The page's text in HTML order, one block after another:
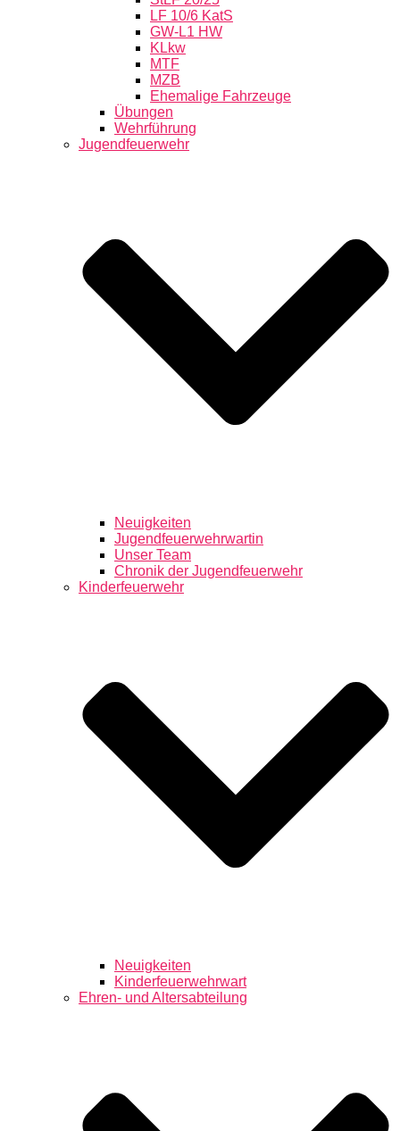
LF 10/6 KatS
GW-L1 HW
KLkw
MTF
MZB
Ehemalige Fahrzeuge
Übungen
Wehrführung
Jugendfeuerwehr
Neuigkeiten
Jugendfeuerwehrwartin
Unser Team
Chronik der Jugendfeuerwehr
Kinderfeuerwehr
Neuigkeiten
Kinderfeuerwehrwart
Ehren- und Altersabteilung